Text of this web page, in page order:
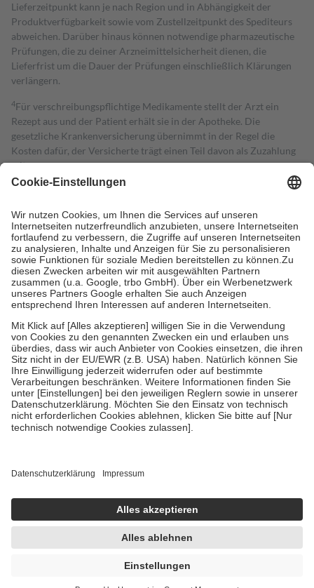
Lieferzeitpunkt kann je nach Region und in Abhängigkeit der
Produktverfügbarkeit sowie vom Zustellzeitpunkt des Spediteurs
abweichen. Darüber hinaus können notwendige pharmazeutische
Prüfungen, die zu deiner Arzneimittelsicherheit dienen, die
Lieferfrist um die Dauer der Prüfungen einschließlich Klärungen
verlängern.
4Für verschreibungspflichtige Medikamente stellt der Arzt ein
Rezept aus und der Patient erhält sie in der Apotheke. Die
gesetzliche Krankenversicherung übernimmt in der Regel die
Kosten dafür, der Versicherte trägt einen Teil davon als Zuzahlung
mit.
Grundsätzlich leisten Mitglieder Zuzahlungen in Höhe von zehn
höchstens zehn Euro.
Es sind jedoch nie mehr als die tatsächlichen
Kosten der Leistung zu entrichten.
Diese Regeln gelten grundsätzlich auch für Online-Apotheken.
Bei Heilmitteln und häuslicher Krankenpflege beträgt die
Zuzahlung zehn Prozent der Kosten sowie zehn Euro je
Verordnung.
Um das Engagement der Versicherten für ihre eigene Gesundheit zu
stärken und die besondere Stellung der Familie zu unterstützen,
fallenkeine Zuzahlungenan bei:
• Kindern und Jugendlichen bis zum vollendeten 18. Lebensjahr
mit Ausnahme der Fahrkosten
• Untersuchungen zur Vorsorge und Früherkennung, die von der
GKV getragen werden
• empfohlenen Schutzimpfungen
• Harn- und Blutteststreifen
getroffen, um sicherzustellen, dass es sich um echte Bewertungen
https://help.etrusted.com/hc/de/articles/4419944605341
Einige Bilder und Inhalte wurden unter Zuhilfenahme künstlicher